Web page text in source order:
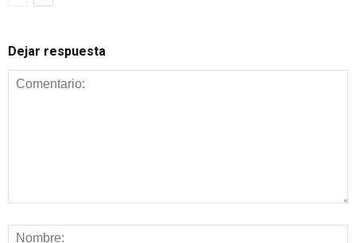
Dejar respuesta